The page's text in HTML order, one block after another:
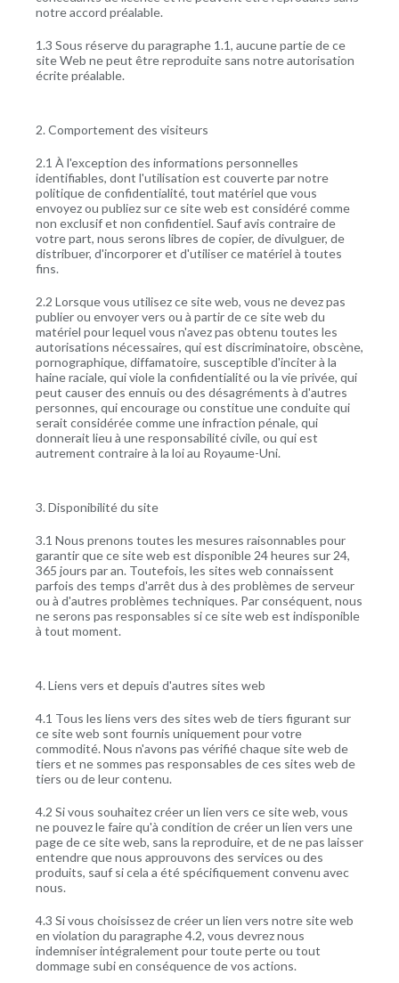
notre accord préalable.
1.3 Sous réserve du paragraphe 1.1, aucune partie de ce
site Web ne peut être reproduite sans notre autorisation
écrite préalable.
2. Comportement des visiteurs
2.1 À l'exception des informations personnelles
identifiables, dont l'utilisation est couverte par notre
politique de confidentialité, tout matériel que vous
envoyez ou publiez sur ce site web est considéré comme
non exclusif et non confidentiel. Sauf avis contraire de
votre part, nous serons libres de copier, de divulguer, de
distribuer, d'incorporer et d'utiliser ce matériel à toutes
fins.
2.2 Lorsque vous utilisez ce site web, vous ne devez pas
publier ou envoyer vers ou à partir de ce site web du
matériel pour lequel vous n'avez pas obtenu toutes les
autorisations nécessaires, qui est discriminatoire, obscène,
pornographique, diffamatoire, susceptible d'inciter à la
haine raciale, qui viole la confidentialité ou la vie privée, qui
peut causer des ennuis ou des désagréments à d'autres
personnes, qui encourage ou constitue une conduite qui
serait considérée comme une infraction pénale, qui
donnerait lieu à une responsabilité civile, ou qui est
autrement contraire à la loi au Royaume-Uni.
3. Disponibilité du site
3.1 Nous prenons toutes les mesures raisonnables pour
garantir que ce site web est disponible 24 heures sur 24,
365 jours par an. Toutefois, les sites web connaissent
parfois des temps d'arrêt dus à des problèmes de serveur
ou à d'autres problèmes techniques. Par conséquent, nous
ne serons pas responsables si ce site web est indisponible
à tout moment.
4. Liens vers et depuis d'autres sites web
4.1 Tous les liens vers des sites web de tiers figurant sur
ce site web sont fournis uniquement pour votre
commodité. Nous n'avons pas vérifié chaque site web de
tiers et ne sommes pas responsables de ces sites web de
tiers ou de leur contenu.
4.2 Si vous souhaitez créer un lien vers ce site web, vous
ne pouvez le faire qu'à condition de créer un lien vers une
page de ce site web, sans la reproduire, et de ne pas laisser
entendre que nous approuvons des services ou des
produits, sauf si cela a été spécifiquement convenu avec
nous.
4.3 Si vous choisissez de créer un lien vers notre site web
en violation du paragraphe 4.2, vous devrez nous
indemniser intégralement pour toute perte ou tout
dommage subi en conséquence de vos actions.